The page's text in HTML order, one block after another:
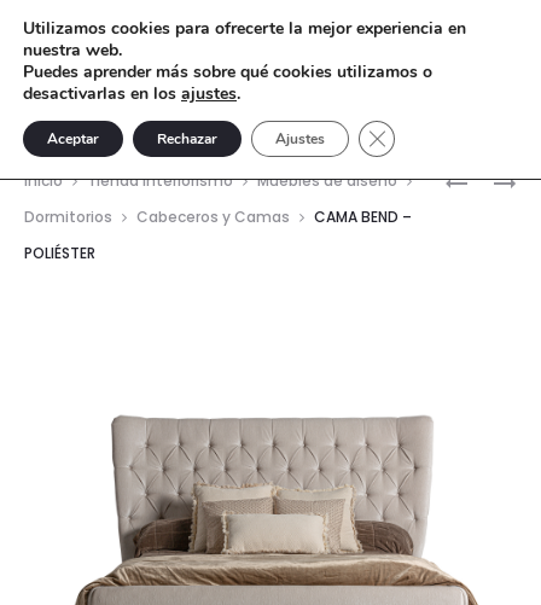
CAMA
SOFÁ
Inicio Tienda interiorismo
Muebles de diseño
Dormitorios
Cabeceros y Camas
CAMA BEND –
POLIÉSTER
Utilizamos cookies para ofrecerte la mejor experiencia en
nuestra web.
Puedes aprender más sobre qué cookies utilizamos o
desactivarlas en los ajustes.
Aceptar Rechazar Ajustes Cerrar el banner de